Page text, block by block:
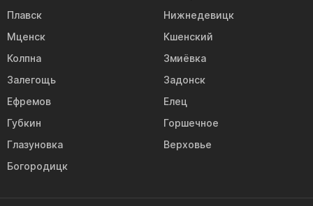
Плавск
Нижнедевицк
Мценск
Кшенский
Колпна
Змиёвка
Залегощь
Задонск
Ефремов
Елец
Губкин
Горшечное
Глазуновка
Верховье
Богородицк